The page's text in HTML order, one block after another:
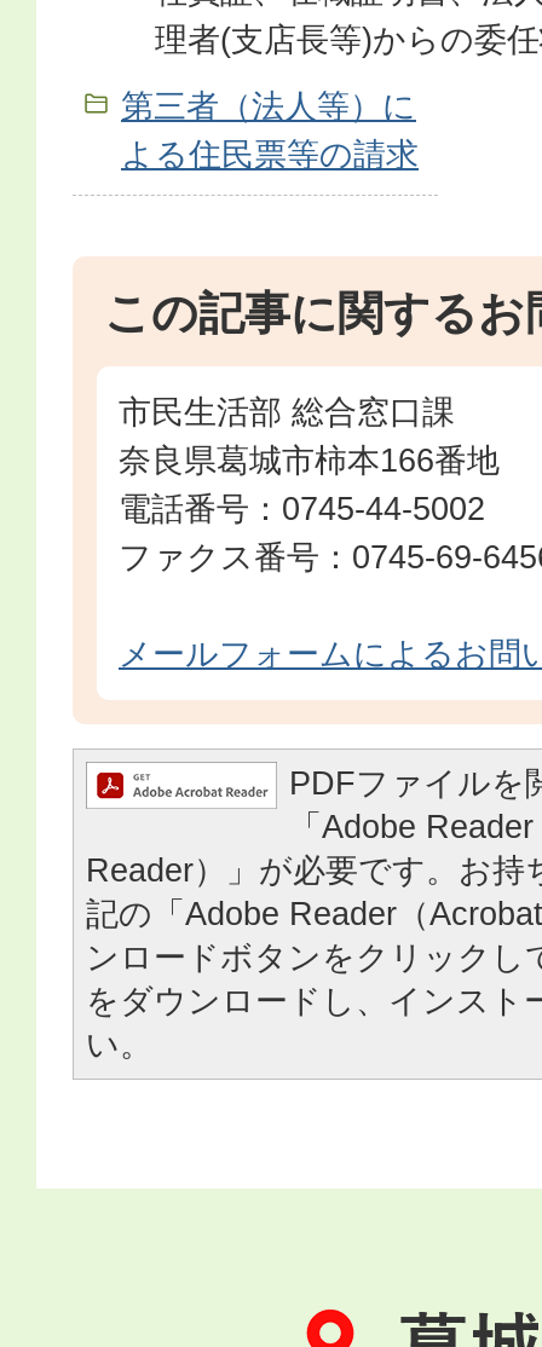
理者(支店長等)からの委
第三者（法人等）に
よる住民票等の請求
この記事に関するお
市民生活部 総合窓口課
奈良県葛城市柿本166番地
電話番号：0745-44-5002
ファクス番号：0745-69-
メールフォームによるお問
PDFファイルを
「Adobe
Reader）」が必要です。お持
記の「Adobe Reader（
ンロードボタンをクリックし
をダウンロードし、インスト
い。
葛